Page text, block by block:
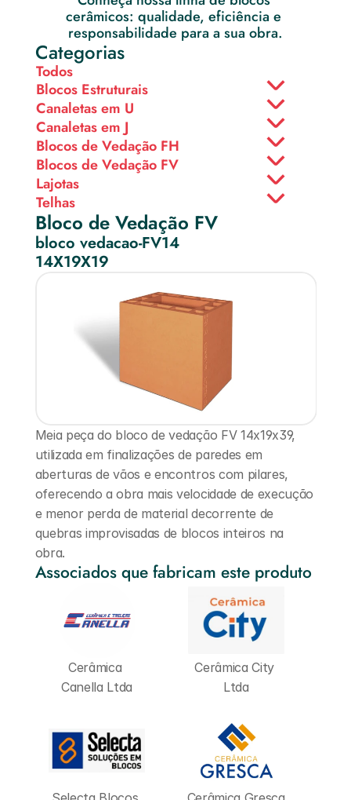
cerâmicos: qualidade, eficiência e
responsabilidade para a sua obra.
Categorias
Todos
Blocos Estruturais
Canaletas em U
Canaletas em J
Blocos de Vedação FH
Blocos de Vedação FV
Lajotas
Telhas
Bloco de Vedação FV
bloco vedacao-FV14
14X19X19
Associados que fabricam este produto
Meia peça do bloco de vedação FV 14x19x39,
utilizada em finalizações de paredes em
aberturas de vãos e encontros com pilares,
oferecendo a obra mais velocidade de execução
e menor perda de material decorrente de
quebras improvisadas de blocos inteiros na
obra.
Cerâmica
Canella Ltda
Cerâmica City
Ltda